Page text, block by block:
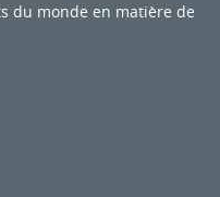
du monde en matière de